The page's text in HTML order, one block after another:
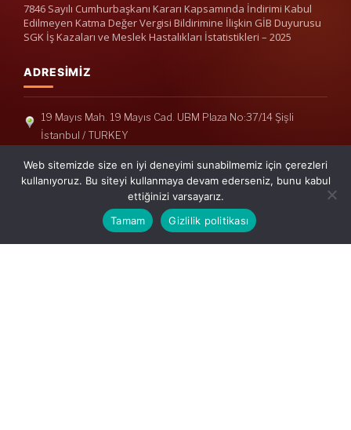
7846 Sayılı Cumhurbaşkanı Kararı Kapsamında İndirimi Kabul
Edilmeyen Katma Değer Vergisi Bildirimine İlişkin GİB Duyurusu
SGK İş Kazaları ve Meslek Hastalıkları İstatistikleri – 2025
ADRESIMIZ
19 Mayıs Mah. 19 Mayıs Cad. UBM Plaza No:37/14 Şişli
İstanbul / TURKEY
Telefon: +90(212) 240 33 39
Telefon: +90(212) 248 19 36
info@erisymm.com
Web sitemizde size en iyi deneyimi sunabilmemiz için çerezleri
kullanıyoruz. Bu siteyi kullanmaya devam ederseniz, bunu kabul
ettiğinizi varsayarız.
Tamam
Gizlilik politikası